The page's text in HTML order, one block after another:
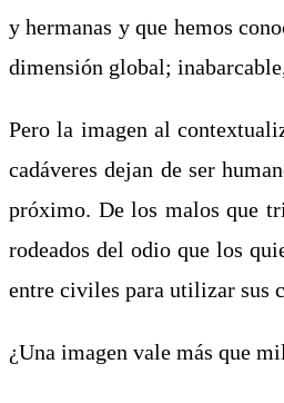
y hermanas y que hemos
dimensión global;
Pero la imagen al
cadáveres dejan de ser
próximo. De los malos que
rodeados del odio que los
entre civiles para utilizar sus
¿Una imagen vale más que